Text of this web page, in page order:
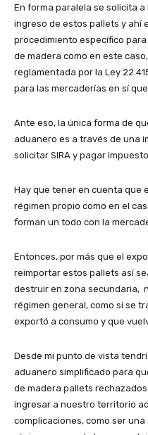
En forma paralela se solicita
ingreso de estos pallets y ahí
procedimiento específico
de madera como en este
reglamentada por la Ley
para las mercaderías en sí
Ante eso, la única forma de
aduanero es a través de una
solicitar SIRA y pagar
Hay que tener en cuenta que
régimen propio como en el
forman un todo con la
Entonces, por más que el
reimportar estos pallets así
destruir en zona secundaria,
régimen general, como si se
exportó a consumo y que
Desde mi punto de vista
aduanero simplificado para
de madera pallets
ingresar a nuestro territorio
complicaciones, como ser